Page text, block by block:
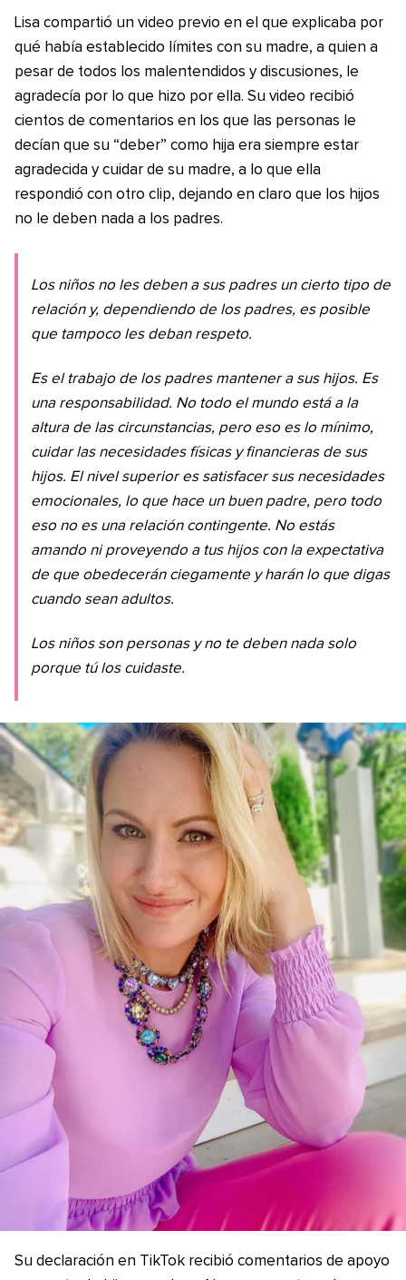
Lisa compartió un video previo en el que explicaba por
qué había establecido límites con su madre, a quien a
pesar de todos los malentendidos y discusiones, le
agradecía por lo que hizo por ella. Su video recibió
cientos de comentarios en los que las personas le
decían que su “deber” como hija era siempre estar
agradecida y cuidar de su madre, a lo que ella
respondió con otro clip, dejando en claro que los hijos
no le deben nada a los padres.
Los niños no les deben a sus padres un cierto tipo de
relación y, dependiendo de los padres, es posible
que tampoco les deban respeto.
Es el trabajo de los padres mantener a sus hijos. Es
una responsabilidad. No todo el mundo está a la
altura de las circunstancias, pero eso es lo mínimo,
cuidar las necesidades físicas y financieras de sus
hijos. El nivel superior es satisfacer sus necesidades
emocionales, lo que hace un buen padre, pero todo
eso no es una relación contingente. No estás
amando ni proveyendo a tus hijos con la expectativa
de que obedecerán ciegamente y harán lo que digas
cuando sean adultos.
Los niños son personas y no te deben nada solo
porque tú los cuidaste.
Su declaración en TikTok recibió comentarios de apoyo